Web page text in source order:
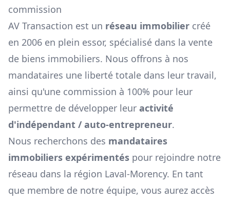
commission
AV Transaction est un réseau immobilier créé
en 2006 en plein essor, spécialisé dans la vente
de biens immobiliers. Nous offrons à nos
mandataires une liberté totale dans leur travail,
ainsi qu'une commission à 100% pour leur
permettre de développer leur activité
d'indépendant / auto-entrepreneur.
Nous recherchons des mandataires
immobiliers expérimentés pour rejoindre notre
réseau dans la région Laval-Morency. En tant
que membre de notre équipe, vous aurez accès